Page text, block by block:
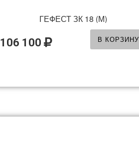
ГЕФЕСТ ЗК 18 (М)
106 100 В КОРЗИНУ